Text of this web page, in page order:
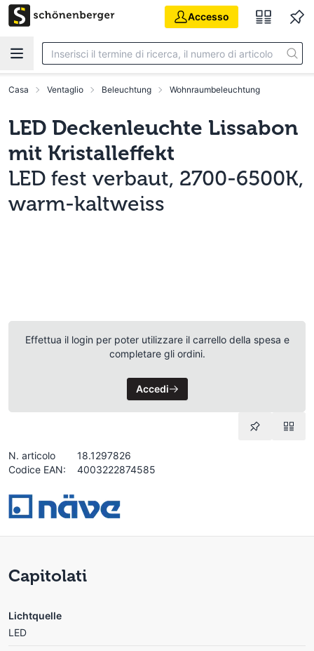
Vai al contenuto principale
Accesso
Casa Ventaglio Beleuchtung Wohnraumbeleuchtung
LED Deckenleuchte Lissabon
mit Kristalleffekt
LED fest verbaut, 2700-6500K,
warm-kaltweiss
Effettua il login per poter utilizzare il carrello della spesa e
completare gli ordini.
Accedi
N. articolo
18.1297826
Codice EAN:
4003222874585
Capitolati
Lichtquelle
LED